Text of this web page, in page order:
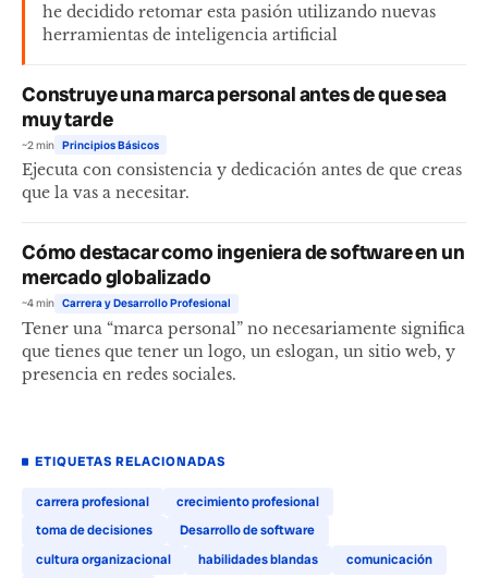
he decidido retomar esta pasión utilizando nuevas
herramientas de inteligencia artificial
Construye una marca personal antes de que sea
muy tarde
~2 min Principios Básicos
Ejecuta con consistencia y dedicación antes de que creas
que la vas a necesitar.
Cómo destacar como ingeniera de software en un
mercado globalizado
~4 min Carrera y Desarrollo Profesional
Tener una “marca personal” no necesariamente significa
que tienes que tener un logo, un eslogan, un sitio web, y
presencia en redes sociales.
ETIQUETAS RELACIONADAS
carrera profesional
crecimiento profesional
toma de decisiones
Desarrollo de software
cultura organizacional
habilidades blandas
comunicación